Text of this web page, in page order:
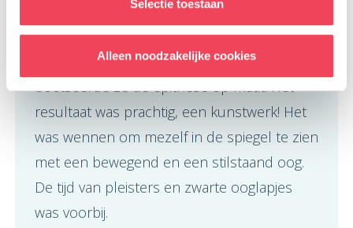
Selectie toestaan
Alleen noodzakelijke cookies
engelengeduld bracht de
prothesemaakster de epithese op kleur,
schilderde ze het bruine oogje en
boetseerde ze de epithese op maat. Het
resultaat was prachtig, een kunstwerk! Het
was wennen om mezelf in de spiegel te zien
met een bewegend en een stilstaand oog.
De tijd van pleisters en zwarte ooglapjes
was voorbij.